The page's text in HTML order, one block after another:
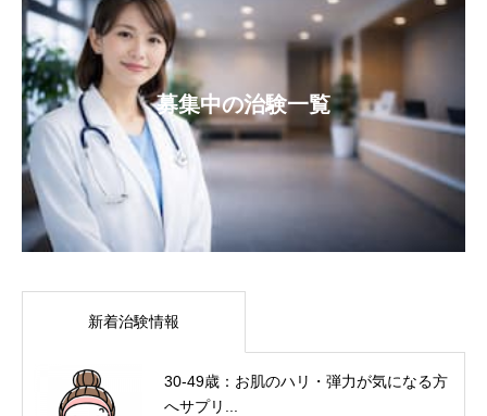
募集中の治験一覧
新着治験情報
30-49歳：お肌のハリ・弾力が気になる方
へサプリ...